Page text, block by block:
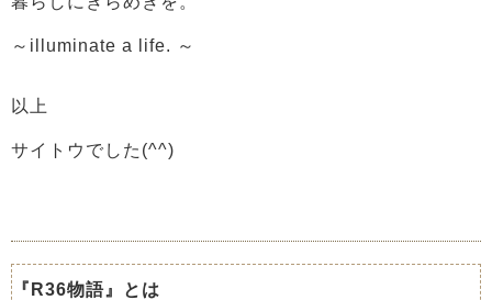
～ illuminate a life. ～
以上
サイトウでした(^^)
『R36物語』とは